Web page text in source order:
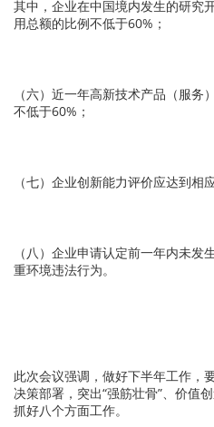
其中，企业在中国境内发生的研究
用总额的比例不低于60%；
（六）近一年高新技术产品（服
不低于60%；
（七）企业创新能力评价应达到相
（八）企业申请认定前一年内未
重环境违法行为。
此次会议强调，做好下半年工作，
决策部署，突出“强筋壮骨”、价值
抓好八个方面工作。